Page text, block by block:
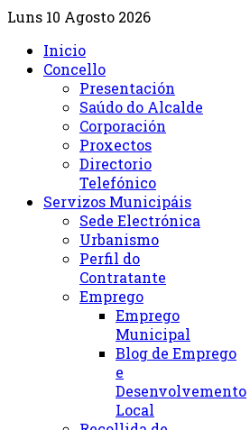
Luns 10 Agosto 2026
Inicio
Concello
Presentación
Saúdo do Alcalde
Corporación
Proxectos
Directorio
Telefónico
Servizos Municipáis
Sede Electrónica
Urbanismo
Perfil do
Contratante
Emprego
Emprego
Municipal
Blog de Emprego
e
Desenvolvemento
Local